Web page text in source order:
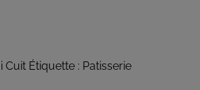
Cuit Étiquette : Patisserie